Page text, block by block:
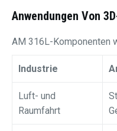
Anwendungen Von
AM 316L-Komponenten
Industrie
Luft- und
Raumfahrt